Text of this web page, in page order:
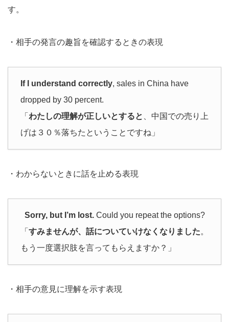
す。
・相手の発言の趣旨を確認するときの表現
If I understand correctly, sales in China have
dropped by 30 percent.
「 わたしの理解が正しいとすると
、中国での売り上
げは３０％落ちたということですね」
・わからないときに話を止める表現
Sorry, but I’m lost. Could you repeat the options?
「 すみませんが、話についていけなくなりました。
もう一度選択肢を言ってもらえますか？」
・相手の意見に理解を示す表現